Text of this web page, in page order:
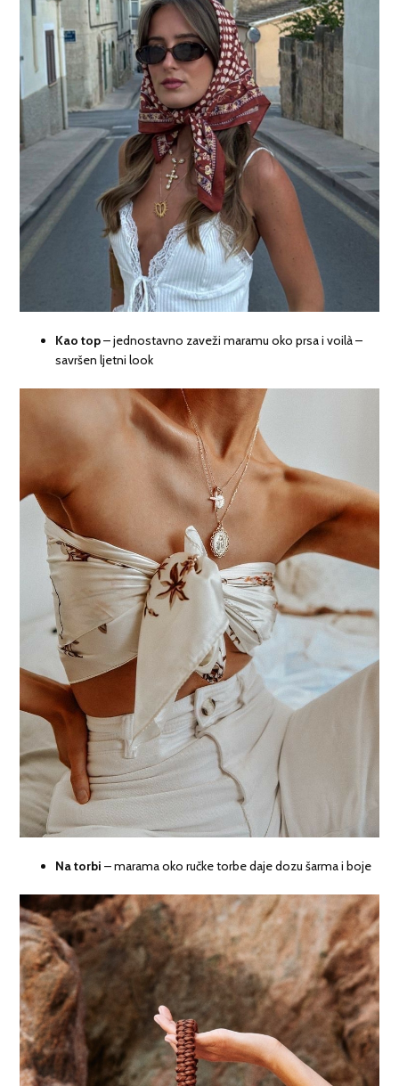
Kao top– jednostavno zaveži maramu oko prsa i voilà –
savršen ljetni look
Na torbi – marama oko ručke torbe daje dozu šarma i boje